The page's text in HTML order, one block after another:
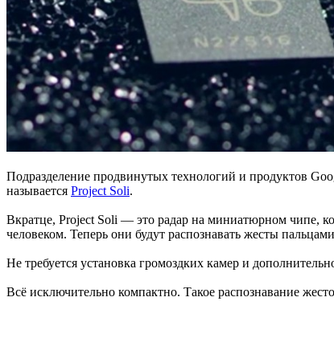
Подразделение продвинутых технологий и продуктов
называется Project Soli.
Вкратце, Project Soli — это радар на миниатюрном чипе,
человеком. Теперь они будут распознавать жесты
Не требуется установка громоздких камер и
Всё исключительно компактно. Такое распознавание